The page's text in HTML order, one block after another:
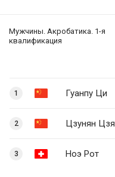
Мужчины. Акробатика. 1-я
квалификация
1 Гуанпу Ци
2 Цзунян Цзя
3 Ноэ Рот